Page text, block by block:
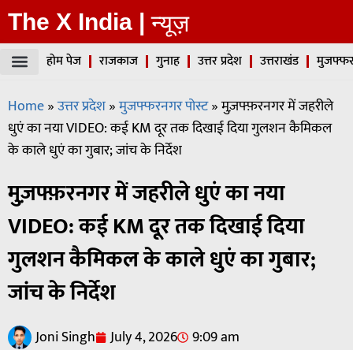
The X India | न्यूज़
होम पेज राजकाज गुनाह उत्तर प्रदेश उत्तराखंड
Home»उत्तर प्रदेश»मुजफ्फरनगर पोस्ट»मुज़फ्फ़रनगर में जहरीले
धुएं का नया VIDEO: कई KM दूर तक दिखाई दिया गुलशन कैमिकल
के काले धुएं का गुबार; जांच के निर्देश
मुज़फ्फ़रनगर में जहरीले धुएं का नया
VIDEO: कई KM दूर तक दिखाई दिया
गुलशन कैमिकल के काले धुएं का गुबार;
जांच के निर्देश
Joni Singh July 4, 2026 9:09 am